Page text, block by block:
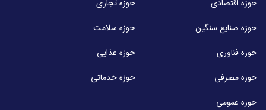
حوزه اقتصادی
حوزه تجاری
حوزه صنایع سنگین
حوزه سلامت
حوزه فناوری
حوزه غذایی
حوزه مصرفی
حوزه خدماتی
حوزه عمومی